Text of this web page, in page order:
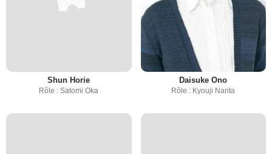
Shun Horie
Rôle : Satomi Oka
Daisuke Ono
Rôle : Kyouji Narita